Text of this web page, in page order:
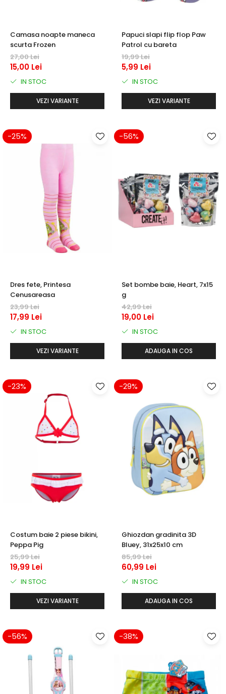
Camasa noapte maneca
scurta Frozen
27,00 Lei
15,00 Lei
IN STOC
VEZI VARIANTE
Papuci slapi flip flop Paw
Patrol cu bareta
19,99 Lei
5,99 Lei
IN STOC
VEZI VARIANTE
-25%
Dres fete, Printesa
Cenusareasa
23,99 Lei
17,99 Lei
IN STOC
VEZI VARIANTE
-56%
Set bombe baie, Heart, 7x15
g
42,99 Lei
19,00 Lei
IN STOC
ADAUGA IN COS
-23%
Costum baie 2 piese bikini,
Peppa Pig
25,99 Lei
19,99 Lei
IN STOC
VEZI VARIANTE
-29%
Ghiozdan gradinita 3D
Bluey, 31x25x10 cm
85,99 Lei
60,99 Lei
IN STOC
ADAUGA IN COS
-56% -38%